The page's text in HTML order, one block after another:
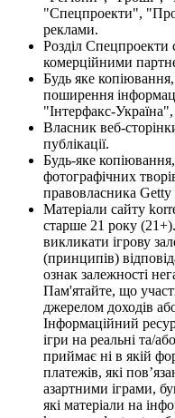
"Спецпроекти",
реклами.
Розділ Спецпроекти
комерційними
Будь яке
поширення
"Інтерфакс-
Власник веб-
публікації.
Будь-яке
фотографічних
правовласника Getty
Матеріали сайту
старше 21 року
викликати ігрову
(принципів)
ознак залежності
Пам'ятайте, що
джерелом доходів
Інформаційний
ігри на реальні та/
приймає ні в якій
платежів, які
азартними іграми,
які матеріали на